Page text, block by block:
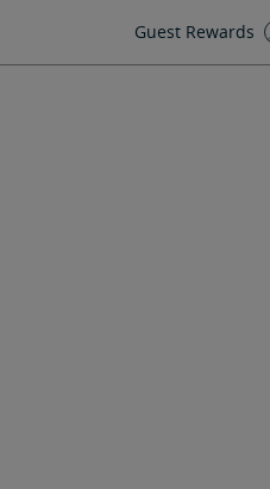
Guest Rewards